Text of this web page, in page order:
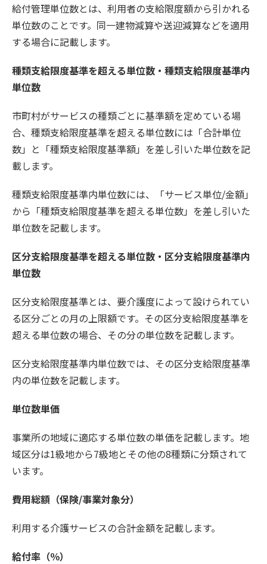
給付管理単位数とは、利用者の支給限度額から引かれる
単位数のことです。同一建物減算や送迎減算などを適用
する場合に記載します。
種類支給限度基準を超える単位数・種類支給限度基準内
単位数
市町村がサービスの種類ごとに基準額を定めている場
合、種類支給限度基準を超える単位数には「合計単位
数」と「種類支給限度基準額」を差し引いた単位数を記
載します。
種類支給限度基準内単位数には、「サービス単位/金額」
から「種類支給限度基準を超える単位数」を差し引いた
単位数を記載します。
区分支給限度基準を超える単位数・区分支給限度基準内
単位数
区分支給限度基準とは、要介護度によって設けられてい
る区分ごとの月の上限額です。その区分支給限度基準を
超える単位数の場合、その分の単位数を記載します。
区分支給限度基準内単位数では、その区分支給限度基準
内の単位数を記載します。
単位数単価
事業所の地域に適応する単位数の単価を記載します。地
域区分は1級地から7級地とその他の8種類に分類されて
います。
費用総額（保険/事業対象分）
利用する介護サービスの合計金額を記載します。
給付率（％）